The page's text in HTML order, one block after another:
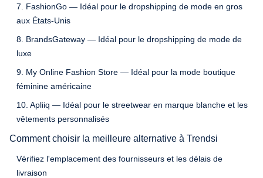
7. FashionGo — Idéal pour le dropshipping de mode en gros
aux États-Unis
8. BrandsGateway — Idéal pour le dropshipping de mode de
luxe
9. My Online Fashion Store — Idéal pour la mode boutique
féminine américaine
10. Apliiq — Idéal pour le streetwear en marque blanche et les
vêtements personnalisés
Comment choisir la meilleure alternative à Trendsi
Vérifiez l'emplacement des fournisseurs et les délais de
livraison